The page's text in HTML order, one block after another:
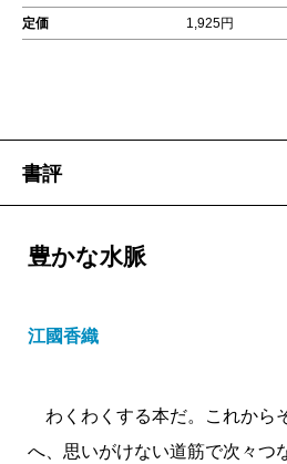
定価 1,925円
書評
豊かな水脈
江國香織
わくわくする本だ。これから
へ、思いがけない道筋で次々つ